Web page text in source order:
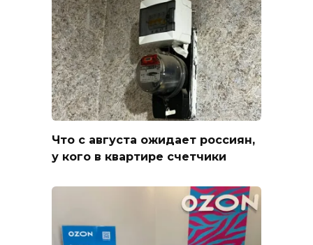
Что с августа ожидает россиян,
у кого в квартире счетчики